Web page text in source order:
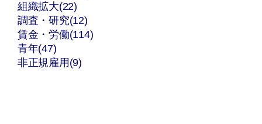
組織拡大(22)
調査・研究(12)
賃金・労働(114)
青年(47)
非正規雇用(9)